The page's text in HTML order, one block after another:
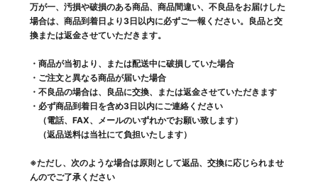
万が一、汚損や破損のある商品、商品間違い、不良品をお届けした
場合は、商品到着日より3日以内に必ずご一報ください。良品と交
換または返金させていただきます。
・商品が当初より、または配送中に破損していた場合
・ご注文と異なる商品が届いた場合
・不良品の場合は、良品に交換、または返金させていただきます
・必ず商品到着日を含め3日以内にご連絡ください
（電話、FAX、メールのいずれかでお願い致します）
（返品送料は当社にて負担いたします）
※ただし、次のような場合は原則として返品、交換に応じられませ
んのでご了承ください